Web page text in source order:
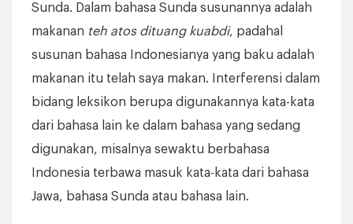
Sunda. Dalam bahasa Sunda susunannya adalah
makanan teh atos dituang kuabdi, padahal
susunan bahasa Indonesianya yang baku adalah
makanan itu telah saya makan. Interferensi dalam
bidang leksikon berupa digunakannya kata-kata
dari bahasa lain ke dalam bahasa yang sedang
digunakan, misalnya sewaktu berbahasa
Indonesia terbawa masuk kata-kata dari bahasa
Jawa, bahasa Sunda atau bahasa lain.